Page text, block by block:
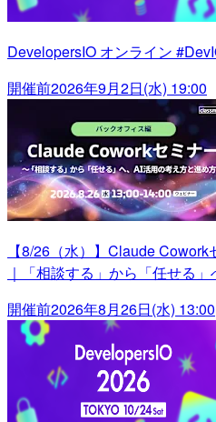
DevelopersIO オンライン
開催前2026年9月2日(水) 19:00
【8/26（水）】Claude
｜「相談する」から「任せる
開催前2026年8月26日(水) 13:00